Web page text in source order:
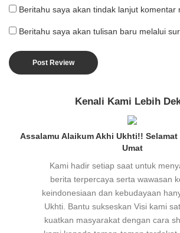
Beritahu saya akan tindak lanjut komentar
Beritahu saya akan tulisan baru melalui
Kenali Kami Lebih
Assalamu Alaikum Akhi Ukhti!!
Umat
Kami hadir setiap saat untuk
berita terpercaya serta wawasan
keindonesiaan dan kebudayaan
Ukhti. Bantu sukseskan Visi kami
kuatkan masyarakat dengan cara